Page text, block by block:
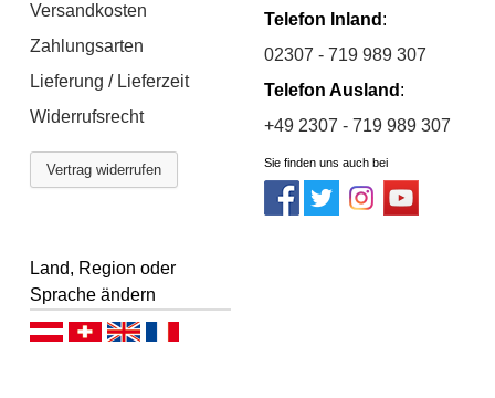
Versandkosten
Zahlungsarten
Lieferung / Lieferzeit
Widerrufsrecht
Vertrag widerrufen
Telefon Inland :
02307 - 719 989 307
Telefon Ausland :
+49 2307 - 719 989 307
Sie finden uns auch bei
Land, Region oder
Sprache ändern
Deutsch (AT)Deutsch (CH)